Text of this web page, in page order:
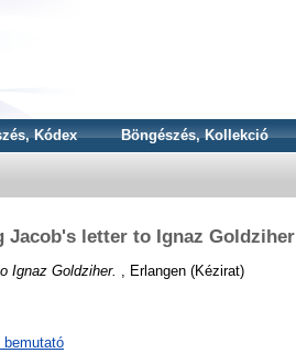
Kódex Böngészés, Kollekció
Jacob's letter to Ignaz Goldziher
Ignaz Goldziher. , Erlangen (Kézirat)
bemutató